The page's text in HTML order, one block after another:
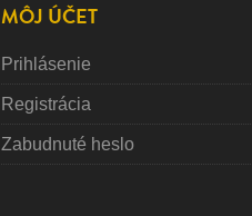
MÔJ ÚČET
Prihlásenie
Registrácia
Zabudnuté heslo